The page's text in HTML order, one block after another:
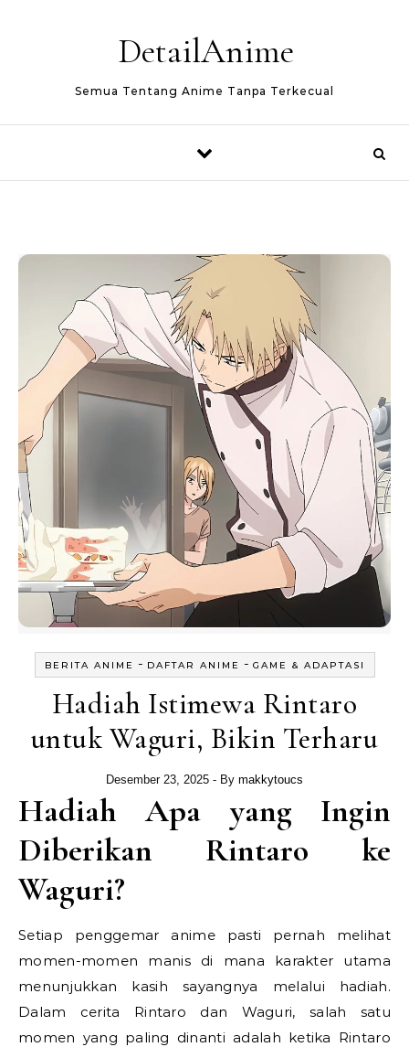
DetailAnime
Semua Tentang Anime Tanpa Terkecual
BERITA ANIME - DAFTAR ANIME - GAME & ADAPTASI
Hadiah Istimewa Rintaro
untuk Waguri, Bikin Terharu
Desember 23, 2025 - By makkytoucs
Hadiah Apa yang Ingin
Diberikan Rintaro ke
Waguri?
Setiap penggemar anime pasti pernah melihat
momen-momen manis di mana karakter utama
menunjukkan kasih sayangnya melalui hadiah.
Dalam cerita Rintaro dan Waguri, salah satu
momen yang paling dinanti adalah ketika Rintaro